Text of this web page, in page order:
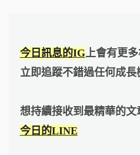
今日訊息的IG上會有更多
立即追蹤不錯過任何成長
想持續接收到最精華的
今日的LINE